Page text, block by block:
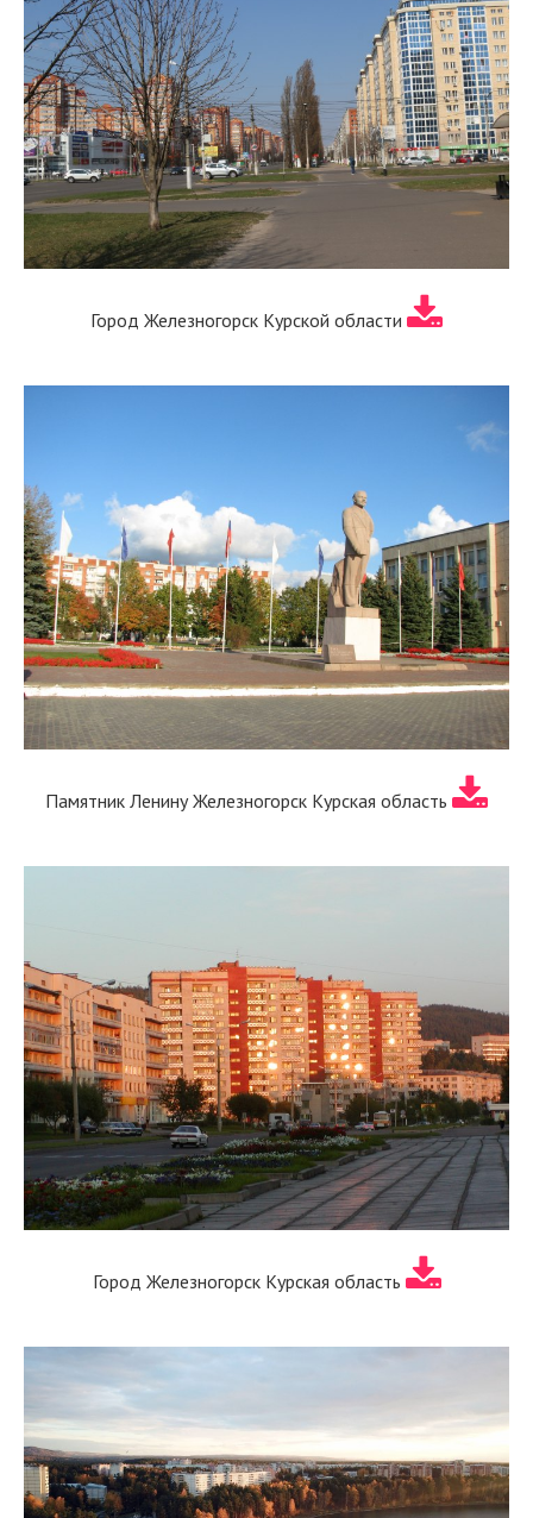
Город Железногорск Курской области
Памятник Ленину Железногорск Курская область
Город Железногорск Курская область